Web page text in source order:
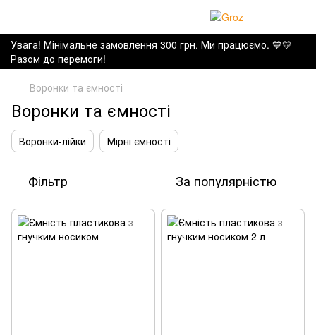
Увага! Мінімальне замовлення 300 грн. Ми працюємо. ​💙💛
Разом до перемоги!
Воронки та ємності
Воронки та ємності
Воронки-лійки Мірні ємності
Фільтр За популярністю